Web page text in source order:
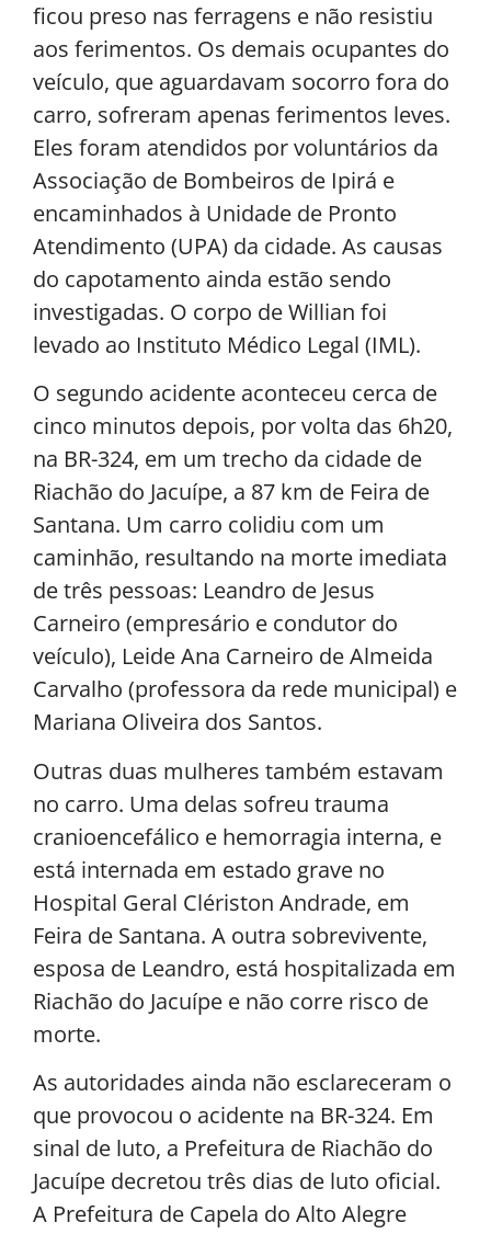
ficou preso nas ferragens e não resistiu
aos ferimentos. Os demais ocupantes do
veículo, que aguardavam socorro fora do
carro, sofreram apenas ferimentos leves.
Eles foram atendidos por voluntários da
Associação de Bombeiros de Ipirá e
encaminhados à Unidade de Pronto
Atendimento (UPA) da cidade. As causas
do capotamento ainda estão sendo
investigadas. O corpo de Willian foi
levado ao Instituto Médico Legal (IML).
O segundo acidente aconteceu cerca de
cinco minutos depois, por volta das 6h20,
na BR-324, em um trecho da cidade de
Riachão do Jacuípe, a 87 km de Feira de
Santana. Um carro colidiu com um
caminhão, resultando na morte imediata
de três pessoas: Leandro de Jesus
Carneiro (empresário e condutor do
veículo), Leide Ana Carneiro de Almeida
Carvalho (professora da rede municipal) e
Mariana Oliveira dos Santos.
Outras duas mulheres também estavam
no carro. Uma delas sofreu trauma
cranioencefálico e hemorragia interna, e
está internada em estado grave no
Hospital Geral Clériston Andrade, em
Feira de Santana. A outra sobrevivente,
esposa de Leandro, está hospitalizada em
Riachão do Jacuípe e não corre risco de
morte.
As autoridades ainda não esclareceram o
que provocou o acidente na BR-324. Em
sinal de luto, a Prefeitura de Riachão do
Jacuípe decretou três dias de luto oficial.
A Prefeitura de Capela do Alto Alegre